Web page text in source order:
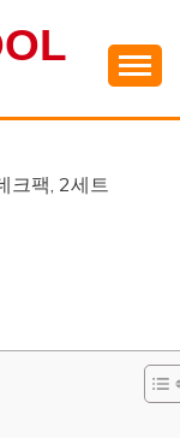
크팩, 2세트